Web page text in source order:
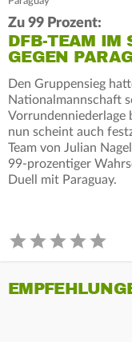
Zu 99 Prozent:
DFB-TEAM IM
GEGEN
Den Gruppensieg
Nationalmannschaft
Vorrundenniederlage
nun scheint auch
Team von Julian
99-prozentiger
Duell mit Paraguay.